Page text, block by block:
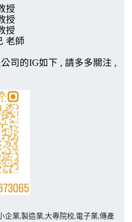
授
授
授
老師
司的IG如下 , 請多多關注 ,
企業,製造業,大專院校,電子業,傳產